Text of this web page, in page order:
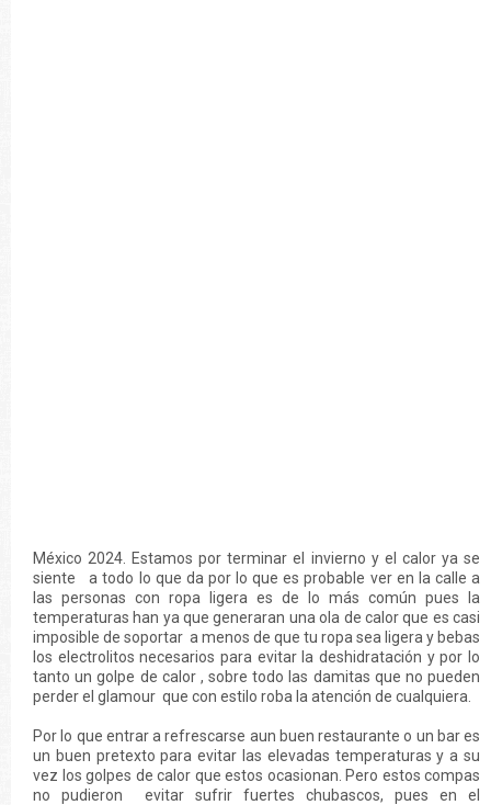
México 2024. Estamos por terminar el invierno y el calor ya se
siente a todo lo que da por lo que es probable ver en la calle a
las personas con ropa ligera es de lo más común pues la
temperaturas han ya que generaran una ola de calor que es casi
imposible de soportar a menos de que tu ropa sea ligera y bebas
los electrolitos necesarios para evitar la deshidratación y por lo
tanto un golpe de calor , sobre todo las damitas que no pueden
perder el glamour que con estilo roba la atención de cualquiera.
Por lo que entrar a refrescarse aun buen restaurante o un bar es
un buen pretexto para evitar las elevadas temperaturas y a su
vez los golpes de calor que estos ocasionan. Pero estos compas
no pudieron evitar sufrir fuertes chubascos, pues en el